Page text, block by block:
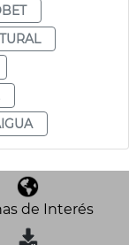
de Interés